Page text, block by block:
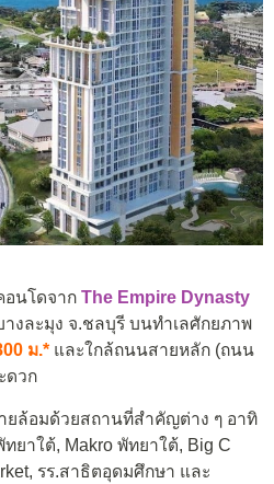
อนโดจาก The Empire Dynasty
างละมุง จ.ชลบุรี บนทำเลศักยภาพ
ม.* และใกล้ถนนสายหลัก (ถนน
ดวก
ยล้อมด้วยสถานที่สำคัญต่าง ๆ อาทิ
ยาใต้, Makro พัทยาใต้, Big C
รร.สาธิตอุดมศึกษา และ